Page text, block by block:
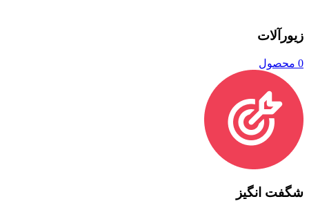
زیورآلات
0 محصول
شگفت انگیز